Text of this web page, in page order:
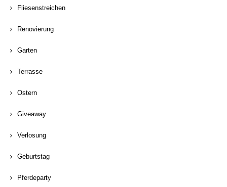
Fliesenstreichen
Renovierung
Garten
Terrasse
Ostern
Giveaway
Verlosung
Geburtstag
Pferdeparty